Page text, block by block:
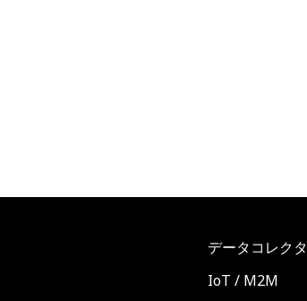
データコレクタ
IoT / M2M